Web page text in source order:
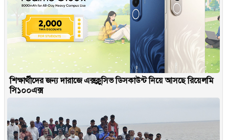
শিক্ষার্থীদের জন্য দারাজে এক্সক্লুসিভ ডিসকাউন্ট নিয়ে আসছে রিয়েলমি
সি১০০এক্স